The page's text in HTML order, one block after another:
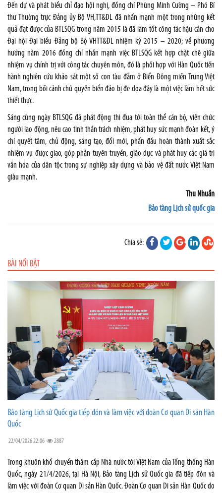
Đến dự và phát biểu chỉ đạo hội nghị, đồng chí Phùng Minh Cường – Phó Bí
thư Thường trực Đảng ủy Bộ VH,TT&DL đã nhấn mạnh một trong những kết
quả đạt được của BTLSQG trong năm 2015 là đã làm tốt công tác hậu cần cho
Đại hội Đại biểu Đảng bộ Bộ VHTT&DL nhiệm kỳ 2015 – 2020; về phương
hướng năm 2016 đồng chí nhấn mạnh việc BTLSQG kết hợp chặt chẽ giữa
nhiệm vụ chính trị với công tác chuyên môn, đó là phối hợp với Hàn Quốc tiến
hành nghiên cứu khảo sát một số con tàu đắm ở Biển Đông miền Trung Việt
Nam, trong bối cảnh chủ quyền biển đảo bị đe dọa đây là một việc làm hết sức
thiết thực.
Sáng cùng ngày BTLSQG đã phát động thi đua tới toàn thể cán bộ, viên chức
người lao động, nêu cao tinh thần trách nhiệm, phát huy sức mạnh đoàn kết, ý
chí quyết tâm, chủ động, sáng tạo, đổi mới, phấn đấu hoàn thành xuất sắc
nhiệm vụ được giao, góp phần tuyên truyền, giáo dục và phát huy các giá trị
văn hóa của dân tộc trong sự nghiệp xây dựng và bảo vệ đất nước Việt Nam
giàu mạnh.
Thu Nhuần
Bảo tàng Lịch sử quốc gia
Chia sẻ:
BÀI NỔI BẬT
Bảo tàng Lịch sử Quốc gia tiếp đón và làm việc với đoàn Cơ quan Di sản Hàn
Quốc
22/04/2026 22:06 2887
Trong khuôn khổ chuyến thăm cấp Nhà nước tới Việt Nam của Tổng thống Hàn
Quốc, ngày 21/4/2026, tại Hà Nội, Bảo tàng Lịch sử Quốc gia đã tiếp đón và
làm việc với đoàn Cơ quan Di sản Hàn Quốc. Đoàn Cơ quan Di sản Hàn Quốc do